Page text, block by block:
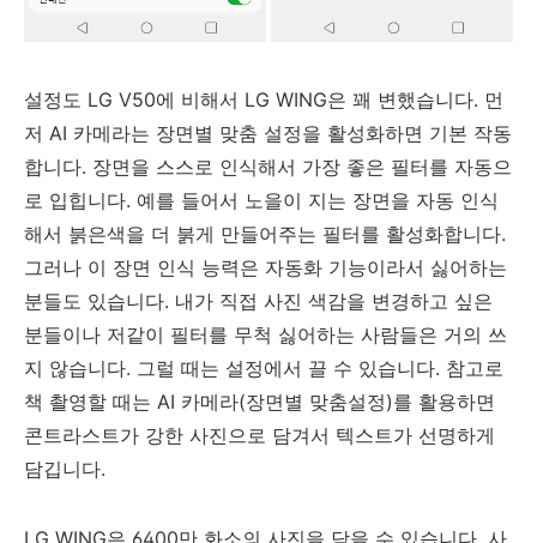
설정도 LG V50에 비해서 LG WING은 꽤 변했습니다. 먼
저 AI 카메라는 장면별 맞춤 설정을 활성화하면 기본 작동
합니다. 장면을 스스로 인식해서 가장 좋은 필터를 자동으
로 입힙니다. 예를 들어서 노을이 지는 장면을 자동 인식
해서 붉은색을 더 붉게 만들어주는 필터를 활성화합니다.
그러나 이 장면 인식 능력은 자동화 기능이라서 싫어하는
분들도 있습니다. 내가 직접 사진 색감을 변경하고 싶은
분들이나 저같이 필터를 무척 싫어하는 사람들은 거의 쓰
지 않습니다. 그럴 때는 설정에서 끌 수 있습니다. 참고로
책 촬영할 때는 AI 카메라(장면별 맞춤설정)를 활용하면
콘트라스트가 강한 사진으로 담겨서 텍스트가 선명하게
담깁니다.
LG WING은 6400만 화소의 사진을 담을 수 있습니다. 사